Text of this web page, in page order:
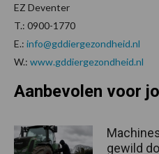
EZ Deventer
T.: 0900-1770
E.: info@gddiergezondheid.nl
W.: www.gddiergezondheid.nl
Aanbevolen voor
gewild